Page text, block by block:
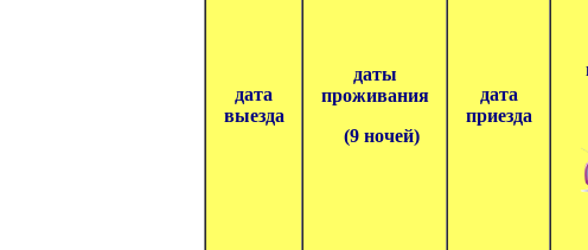
дата
выезда
даты
проживания
(9 ночей)
дата
приезда